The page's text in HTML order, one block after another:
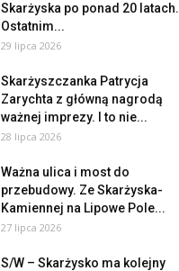
Skarżyska po ponad 20 latach.
Ostatnim...
29 lipca 2026
Skarżyszczanka Patrycja
Zarychta z główną nagrodą
ważnej imprezy. I to nie...
28 lipca 2026
Ważna ulica i most do
przebudowy. Ze Skarżyska-
Kamiennej na Lipowe Pole...
27 lipca 2026
S/W – Skarżysko ma kolejny